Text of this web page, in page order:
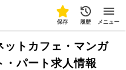
保存 履歴 メニュー
ットカフェ・マンガ
・パート求人情報